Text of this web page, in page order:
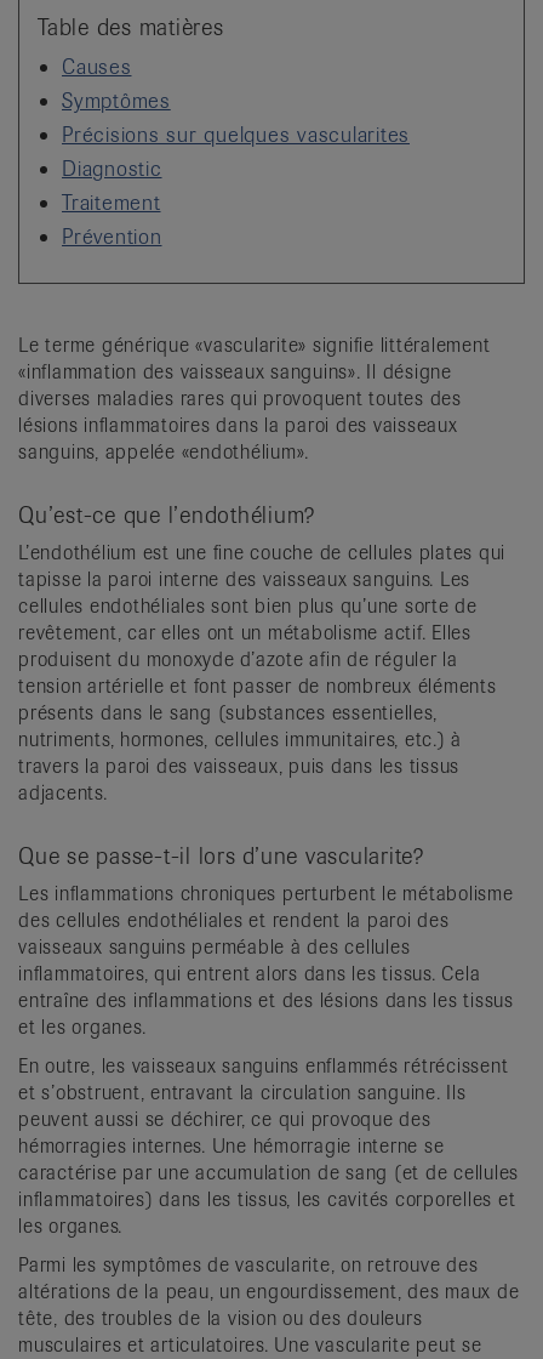
Table des matières
Causes
Symptômes
Précisions sur quelques vascularites
Diagnostic
Traitement
Prévention
Le terme générique «vascularite» signifie littéralement
«inflammation des vaisseaux sanguins». Il désigne
diverses maladies rares qui provoquent toutes des
lésions inflammatoires dans la paroi des vaisseaux
sanguins, appelée «endothélium».
Qu’est-ce que l’endothélium?
L’endothélium est une fine couche de cellules plates qui
tapisse la paroi interne des vaisseaux sanguins. Les
cellules endothéliales sont bien plus qu’une sorte de
revêtement, car elles ont un métabolisme actif. Elles
produisent du monoxyde d’azote afin de réguler la
tension artérielle et font passer de nombreux éléments
présents dans le sang (substances essentielles,
nutriments, hormones, cellules immunitaires, etc.) à
travers la paroi des vaisseaux, puis dans les tissus
adjacents.
Que se passe-t-il lors d’une vascularite?
Les inflammations chroniques perturbent le métabolisme
des cellules endothéliales et rendent la paroi des
vaisseaux sanguins perméable à des cellules
inflammatoires, qui entrent alors dans les tissus. Cela
entraîne des inflammations et des lésions dans les tissus
et les organes.
En outre, les vaisseaux sanguins enflammés rétrécissent
et s’obstruent, entravant la circulation sanguine. Ils
peuvent aussi se déchirer, ce qui provoque des
hémorragies internes. Une hémorragie interne se
caractérise par une accumulation de sang (et de cellules
inflammatoires) dans les tissus, les cavités corporelles et
les organes.
Parmi les symptômes de vascularite, on retrouve des
altérations de la peau, un engourdissement, des maux de
tête, des troubles de la vision ou des douleurs
musculaires et articulatoires. Une vascularite peut se